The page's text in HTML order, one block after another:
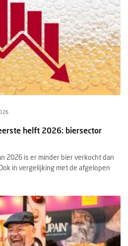
helft 2026: biersector
2026 is er minder bier verkocht dan
in vergelijking met de afgelopen